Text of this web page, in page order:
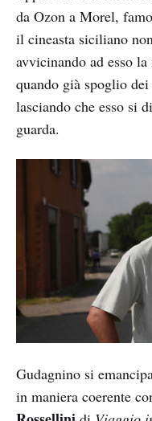
da Ozon a Morel,
il cineasta siciliano
avvicinando ad esso
quando già spoglio
lasciando che esso si
guarda.
Gudagnino si
in maniera coerente